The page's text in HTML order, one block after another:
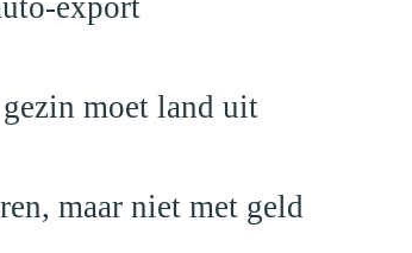
moet land uit
maar niet met geld